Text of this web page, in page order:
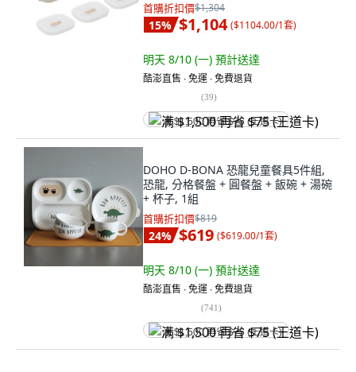
首購折扣價$1,304
15% $1,104 ($1104.00/1套)
明天 8/10 (一) 預計送達
酷澎直售 ∙ 免運 ∙ 免費退貨
(39)
满 $1,500 再省 $75 (王道卡)
DOHO D-BONA 恐龍兒童餐具5件組,
恐龍, 分格餐盤 + 圓餐盤 + 飯碗 + 湯碗
+ 杯子, 1組
首購折扣價$819
24% $619 ($619.00/1套)
明天 8/10 (一) 預計送達
酷澎直售 ∙ 免運 ∙ 免費退貨
(741)
满 $1,500 再省 $75 (王道卡)